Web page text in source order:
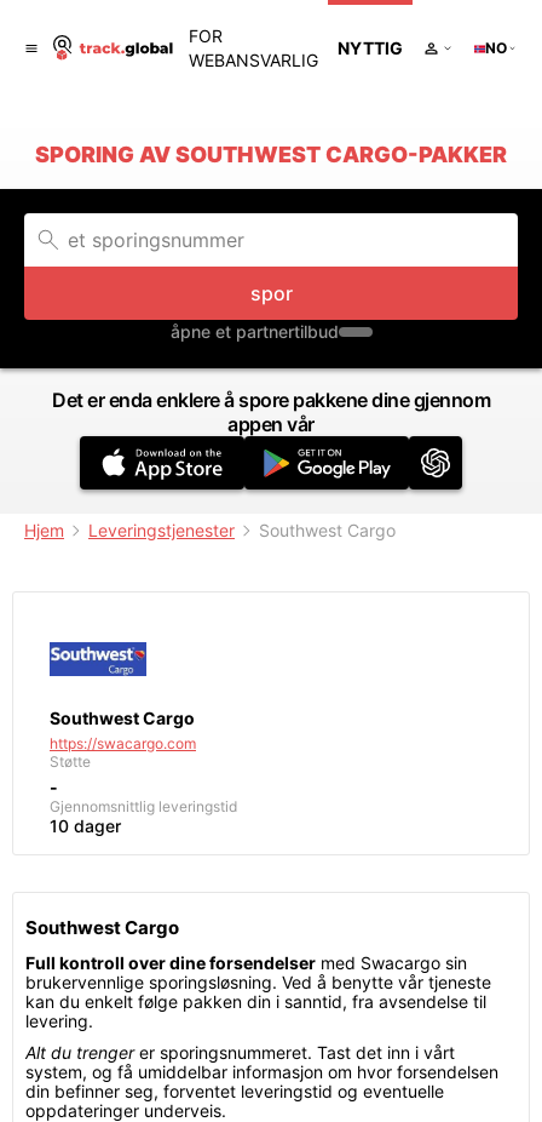
FOR
WEBANSVARLIG
NYTTIG NO
SPORING AV SOUTHWEST CARGO-PAKKER
spor
åpne et partnertilbud
Det er enda enklere å spore pakkene dine gjennom
appen vår
Hjem Leveringstjenester Southwest Cargo
Southwest Cargo
https://swacargo.com
Støtte
-
Gjennomsnittlig leveringstid
10 dager
Southwest Cargo
Full kontroll over dine forsendelser med Swacargo sin
brukervennlige sporingsløsning. Ved å benytte vår tjeneste
kan du enkelt følge pakken din i sanntid, fra avsendelse til
levering.
Alt du trengerer sporingsnummeret. Tast det inn i vårt
system, og få umiddelbar informasjon om hvor forsendelsen
din befinner seg, forventet leveringstid og eventuelle
oppdateringer underveis.